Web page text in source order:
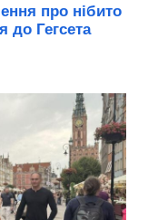
про нібито
до Гегсета